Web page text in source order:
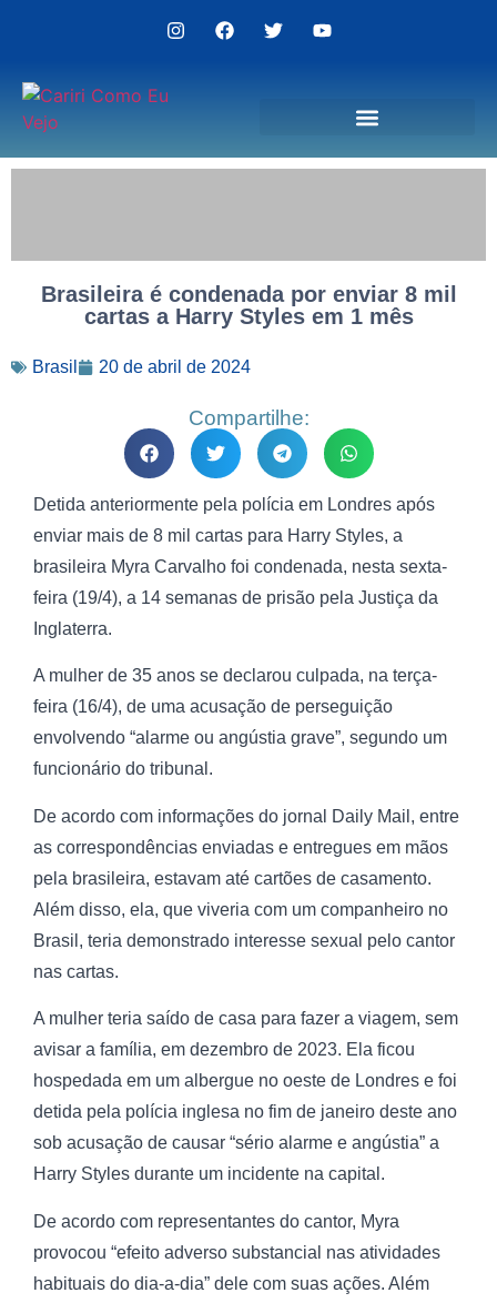
Brasileira é condenada por enviar 8 mil
cartas a Harry Styles em 1 mês
Brasil 20 de abril de 2024
Compartilhe:
Detida anteriormente pela polícia em Londres após
enviar mais de 8 mil cartas para Harry Styles, a
brasileira Myra Carvalho foi condenada, nesta sexta-
feira (19/4), a 14 semanas de prisão pela Justiça da
Inglaterra.
A mulher de 35 anos se declarou culpada, na terça-
feira (16/4), de uma acusação de perseguição
envolvendo “alarme ou angústia grave”, segundo um
funcionário do tribunal.
De acordo com informações do jornal Daily Mail, entre
as correspondências enviadas e entregues em mãos
pela brasileira, estavam até cartões de casamento.
Além disso, ela, que viveria com um companheiro no
Brasil, teria demonstrado interesse sexual pelo cantor
nas cartas.
A mulher teria saído de casa para fazer a viagem, sem
avisar a família, em dezembro de 2023. Ela ficou
hospedada em um albergue no oeste de Londres e foi
detida pela polícia inglesa no fim de janeiro deste ano
sob acusação de causar “sério alarme e angústia” a
Harry Styles durante um incidente na capital.
De acordo com representantes do cantor, Myra
provocou “efeito adverso substancial nas atividades
habituais do dia-a-dia” dele com suas ações. Além